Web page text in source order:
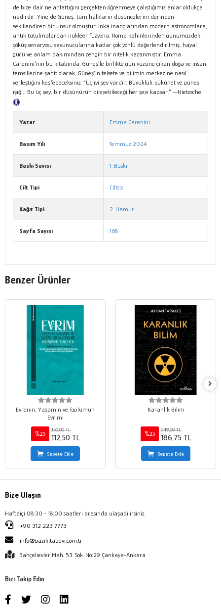
de bize dair ne anlattığını gerçekten öğrenmeye çalıştığımız anlar oldukça
nadirdir. Yine de Güneş, tüm halkların düşüncelerini derinden
şekillendiren bir unsur olmuştur. İnka inançlarından modern astronomlara,
antik tutulmalardan nükleer füzyona, Roma kâhinlerinden günümüzdeki
çöküş senaryosu savunucularına kadar çok yönlü değerlendirilmiş, hayal
gücü ve anlam bakımından zengin bir nitelik kazanmıştır. Emma
Carenini’nin bu kitabında, Güneş’le birlikte gün yüzüne çıkan doğa ve insan
temsillerine şahit olacak, Güneş’in felsefe ve bilimin merkezine nasıl
yerleştiğini keşfedeceksiniz. “Üç iyi şey vardır: Büyüklük, sükûnet ve güneş
ışığı… Bu üç şey, bir düşünürün dileyebileceği her şeyi kapsar.” —Nietzsche
Yazar Emma Carenini
Basım Yılı Temmuz 2024
Baskı Sayısı 1. Baskı
Cilt Tipi Ciltsiz
Kağıt Tipi 2. Hamur
Sayfa Sayısı 168
Benzer Ürünler
Evrenin, Yaşamın ve Toplumun
Evrimi
%25
150,00 TL
112,50 TL
Sepete Ekle
Karanlık Bilim
%25
249,00 TL
186,75 TL
Sepete Ekle
Bize Ulaşın
Haftaiçi 08:30 - 18:00 saatleri arasında ulaşabilirsiniz.
+90 312 223 7773
info@gazikitabevi.com.tr
Bahçelievler Mah. 53. Sok. No:29 Çankaya-Ankara
Bizi Takip Edin